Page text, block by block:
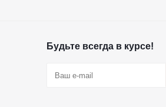
Будьте всегда в курсе!